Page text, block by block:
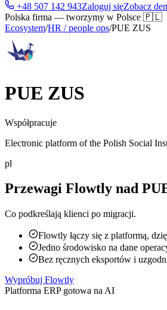
+48 507 142 943Zaloguj sięZobacz
Polska firma — tworzymy w Polsce 🇵🇱
Ecosystem/HR / people ops/PUE ZUS
PUE ZUS
Współpracuje
Electronic platform of the Polish Social
pl
Przewagi Flowtly nad
Co podkreślają klienci po migracji.
Flowtly łączy się z platformą,
Jedno środowisko na dane
Bez ręcznych eksportów i
Wypróbuj Flowtly
Platforma ERP gotowa na AI